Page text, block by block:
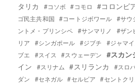
タリカ
#コソボ #コモロ #コロンビ
ゴ民主共和国 #コートジボワール #サウ
ントメ・プリンシペ #サンマリノ #ザン
リア
#シンガポール #ジブチ #ジャマイ
ブエ
#スイス #スウェーデン #スカン
イン
#スリナム #スリランカ #スロ
ダン
#セネガル #セルビア #セントク